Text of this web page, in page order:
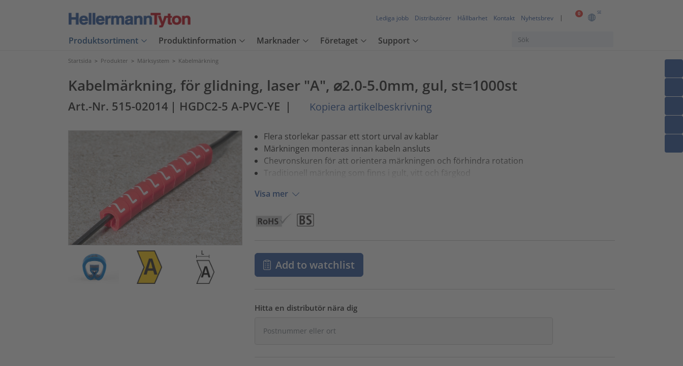
0 SE
Lediga jobb Distributörer Hållbarhet Kontakt Nyhetsbrev
Produktsortiment Produktinformation Marknader Företaget Support
Startsida > Produkter > Märksystem > Kabelmärkning
Kabelmärkning, för glidning, laser "A", ⌀2.0-5.0mm, gul, st=1000st
Art.-Nr. 515-02014 | HGDC2-5 A-PVC-YE | Kopiera artikelbeskrivning
Flera storlekar passar ett stort urval av kablar
Märkningen monteras innan kabeln ansluts
Chevronskuren för att orientera märkningen och förhindra rotation
Traditionell märkning som finns i gult, vitt och färgkod
Visa mer
Add to watchlist
Hitta en distributör nära dig